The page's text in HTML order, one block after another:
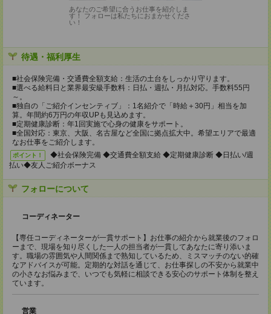
あなたのご希望に合うお仕事を紹介しま
す！ フォローは私たちにおまかせくださ
い！
待遇・福利厚生
■社会保険完備・交通費全額支給：生活の土台をしっかり守ります。
■選べる給料日と業界最安級手数料：日払・週払・月払対応。手数料55円
～。
■独自の「ご紹介インセンティブ」：1名紹介で「時給＋30円」相当を加
算。年間約6万円の年収UPも見込めます。
■定期健康診断：年1回実施で心身の健康をサポート。
■全国対応：東京、大阪、名古屋など全国に拠点拡大中。希望エリアで最適
なお仕事をご紹介します。
ポイント！
◆社会保険完備 ◆交通費全額支給 ◆定期健康診断 ◆日払い/週
払い◆友人ご紹介ボーナス
フォローについて
コーディネーター
【専任コーディネーターが一貫サポート】お仕事の紹介から就業後のフォロ
ーまで、現場を知り尽くした一人の担当者が一貫してあなたに寄り添いま
す。職場の雰囲気や人間関係まで熟知しているため、ミスマッチのない的確
なアドバイスが可能。定期的な対話を通じて、お仕事探しの不安から就業中
の小さなお悩みまで、いつでも気軽に相談できる安心のサポート体制を整え
ています。
営業